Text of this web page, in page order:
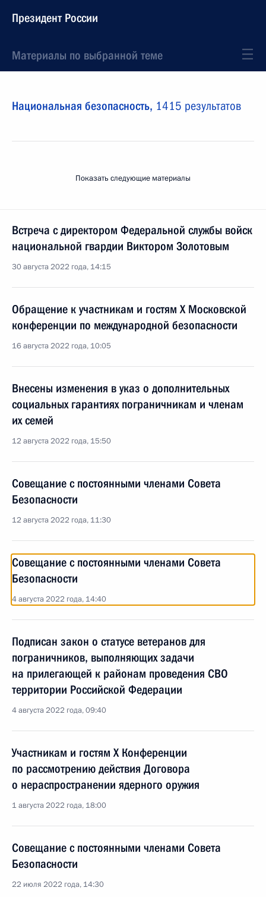
Президент России
Материалы по выбранной теме
Национальная безопасность, 1415 результатов
Показать следующие материалы
Встреча с директором Федеральной службы войск
национальной гвардии Виктором Золотовым
30 августа 2022 года, 14:15
Обращение к участникам и гостям X Московской
конференции по международной безопасности
16 августа 2022 года, 10:05
Внесены изменения в указ о дополнительных
социальных гарантиях пограничникам и членам
их семей
12 августа 2022 года, 15:50
Совещание с постоянными членами Совета
Безопасности
12 августа 2022 года, 11:30
Совещание с постоянными членами Совета
Безопасности
4 августа 2022 года, 14:40
Подписан закон о статусе ветеранов для
пограничников, выполняющих задачи
на прилегающей к районам проведения СВО
территории Российской Федерации
4 августа 2022 года, 09:40
Участникам и гостям X Конференции
по рассмотрению действия Договора
о нераспространении ядерного оружия
1 августа 2022 года, 18:00
Совещание с постоянными членами Совета
Безопасности
22 июля 2022 года, 14:30